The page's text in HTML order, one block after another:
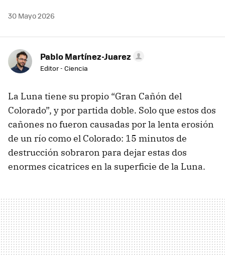
30 Mayo 2026
Pablo Martínez-Juarez
Editor - Ciencia
La Luna tiene su propio “Gran Cañón del
Colorado”, y por partida doble. Solo que estos dos
cañones no fueron causadas por la lenta erosión
de un río como el Colorado: 15 minutos de
destrucción sobraron para dejar estas dos
enormes cicatrices en la superficie de la Luna.